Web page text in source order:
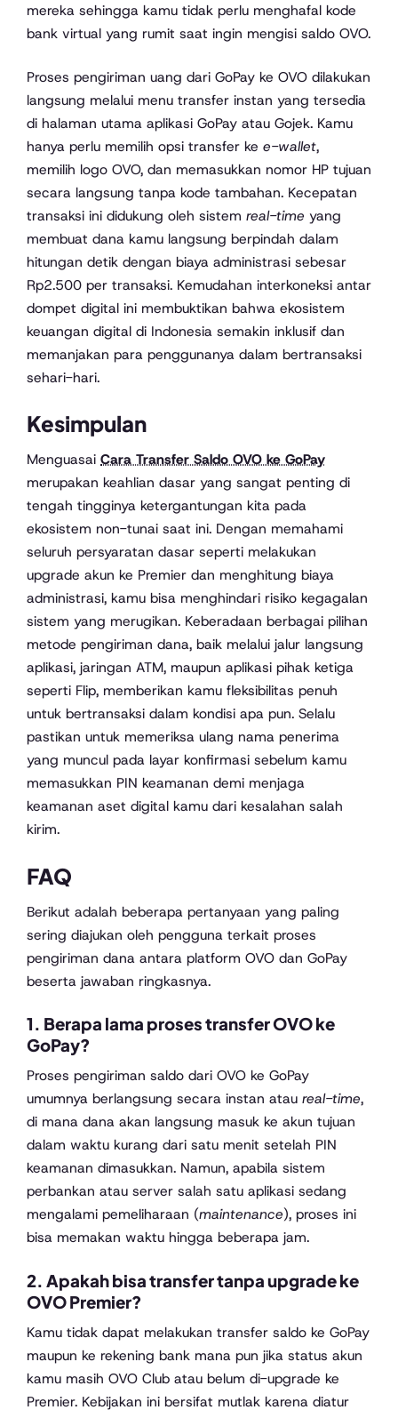
mereka sehingga kamu tidak perlu menghafal kode
bank virtual yang rumit saat ingin mengisi saldo OVO.
Proses pengiriman uang dari GoPay ke OVO dilakukan
langsung melalui menu transfer instan yang tersedia
di halaman utama aplikasi GoPay atau Gojek. Kamu
hanya perlu memilih opsi transfer ke e-wallet,
memilih logo OVO, dan memasukkan nomor HP tujuan
secara langsung tanpa kode tambahan. Kecepatan
transaksi ini didukung oleh sistem real-time yang
membuat dana kamu langsung berpindah dalam
hitungan detik dengan biaya administrasi sebesar
Rp2.500 per transaksi. Kemudahan interkoneksi antar
dompet digital ini membuktikan bahwa ekosistem
keuangan digital di Indonesia semakin inklusif dan
memanjakan para penggunanya dalam bertransaksi
sehari-hari.
Kesimpulan
Menguasai Cara Transfer Saldo OVO ke GoPay
merupakan keahlian dasar yang sangat penting di
tengah tingginya ketergantungan kita pada
ekosistem non-tunai saat ini. Dengan memahami
seluruh persyaratan dasar seperti melakukan
upgrade akun ke Premier dan menghitung biaya
administrasi, kamu bisa menghindari risiko kegagalan
sistem yang merugikan. Keberadaan berbagai pilihan
metode pengiriman dana, baik melalui jalur langsung
aplikasi, jaringan ATM, maupun aplikasi pihak ketiga
seperti Flip, memberikan kamu fleksibilitas penuh
untuk bertransaksi dalam kondisi apa pun. Selalu
pastikan untuk memeriksa ulang nama penerima
yang muncul pada layar konfirmasi sebelum kamu
memasukkan PIN keamanan demi menjaga
keamanan aset digital kamu dari kesalahan salah
kirim.
FAQ
Berikut adalah beberapa pertanyaan yang paling
sering diajukan oleh pengguna terkait proses
pengiriman dana antara platform OVO dan GoPay
beserta jawaban ringkasnya.
1. Berapa lama proses transfer OVO ke
GoPay?
Proses pengiriman saldo dari OVO ke GoPay
umumnya berlangsung secara instan atau real-time,
di mana dana akan langsung masuk ke akun tujuan
dalam waktu kurang dari satu menit setelah PIN
keamanan dimasukkan. Namun, apabila sistem
perbankan atau server salah satu aplikasi sedang
mengalami pemeliharaan (maintenance), proses ini
bisa memakan waktu hingga beberapa jam.
2. Apakah bisa transfer tanpa upgrade ke
OVO Premier?
Kamu tidak dapat melakukan transfer saldo ke GoPay
maupun ke rekening bank mana pun jika status akun
kamu masih OVO Club atau belum di-upgrade ke
Premier. Kebijakan ini bersifat mutlak karena diatur